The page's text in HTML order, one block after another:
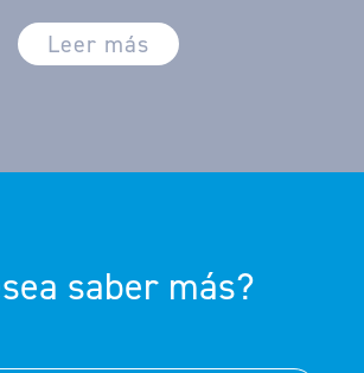
Leer más
saber más?